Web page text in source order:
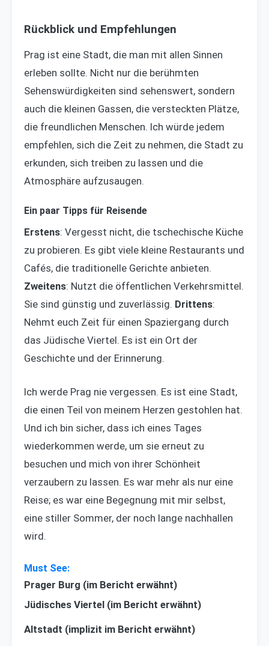
Rückblick und Empfehlungen
Prag ist eine Stadt, die man mit allen Sinnen
erleben sollte. Nicht nur die berühmten
Sehenswürdigkeiten sind sehenswert, sondern
auch die kleinen Gassen, die versteckten Plätze,
die freundlichen Menschen. Ich würde jedem
empfehlen, sich die Zeit zu nehmen, die Stadt zu
erkunden, sich treiben zu lassen und die
Atmosphäre aufzusaugen.
Ein paar Tipps für Reisende
Erstens: Vergesst nicht, die tschechische Küche
zu probieren. Es gibt viele kleine Restaurants und
Cafés, die traditionelle Gerichte anbieten.
Zweitens: Nutzt die öffentlichen Verkehrsmittel.
Sie sind günstig und zuverlässig. Drittens:
Nehmt euch Zeit für einen Spaziergang durch
das Jüdische Viertel. Es ist ein Ort der
Geschichte und der Erinnerung.
Ich werde Prag nie vergessen. Es ist eine Stadt,
die einen Teil von meinem Herzen gestohlen hat.
Und ich bin sicher, dass ich eines Tages
wiederkommen werde, um sie erneut zu
besuchen und mich von ihrer Schönheit
verzaubern zu lassen. Es war mehr als nur eine
Reise; es war eine Begegnung mit mir selbst,
eine stiller Sommer, der noch lange nachhallen
wird.
Prager Burg (im Bericht erwähnt)
Jüdisches Viertel (im Bericht erwähnt)
Altstadt (implizit im Bericht erwähnt)